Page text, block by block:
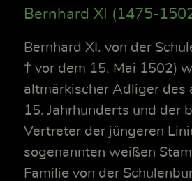
Bernhard XI (1475-
Bernhard XI. von der
† vor dem 15. Mai 1502)
altmärkischer Adliger des
15. Jahrhunderts und der
Vertreter der jüngeren
sogenannten weißen
Familie von der